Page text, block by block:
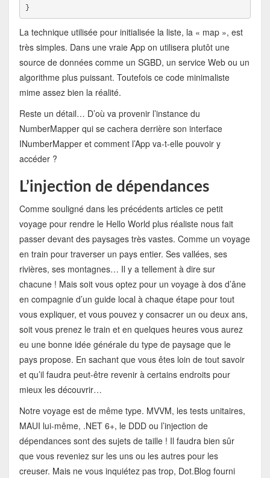
}
La technique utilisée pour initialisée la liste, la « map », est
très simples. Dans une vraie App on utilisera plutôt une
source de données comme un SGBD, un service Web ou un
algorithme plus puissant. Toutefois ce code minimaliste
mime assez bien la réalité.
Reste un détail… D’où va provenir l’instance du
NumberMapper qui se cachera derrière son interface
INumberMapper et comment l’App va-t-elle pouvoir y
accéder ?
L’injection de dépendances
Comme souligné dans les précédents articles ce petit
voyage pour rendre le Hello World plus réaliste nous fait
passer devant des paysages très vastes. Comme un voyage
en train pour traverser un pays entier. Ses vallées, ses
rivières, ses montagnes… Il y a tellement à dire sur
chacune ! Mais soit vous optez pour un voyage à dos d’âne
en compagnie d’un guide local à chaque étape pour tout
vous expliquer, et vous pouvez y consacrer un ou deux ans,
soit vous prenez le train et en quelques heures vous aurez
eu une bonne idée générale du type de paysage que le
pays propose. En sachant que vous êtes loin de tout savoir
et qu’il faudra peut-être revenir à certains endroits pour
mieux les découvrir…
Notre voyage est de même type. MVVM, les tests unitaires,
MAUI lui-même, .NET 6+, le DDD ou l’injection de
dépendances sont des sujets de taille ! Il faudra bien sûr
que vous reveniez sur les uns ou les autres pour les
creuser. Mais ne vous inquiétez pas trop, Dot.Blog fourni